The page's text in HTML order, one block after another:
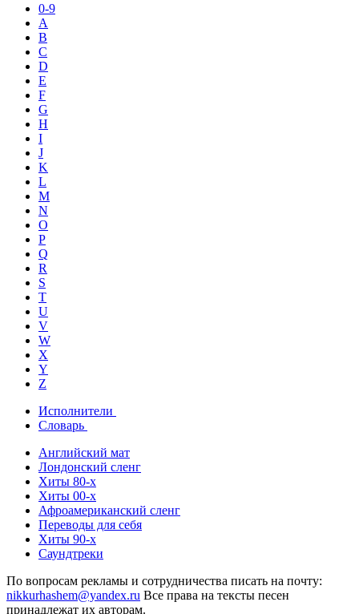
0-9
A
B
C
D
E
F
G
H
I
J
K
L
M
N
O
P
Q
R
S
T
U
V
W
X
Y
Z
Исполнители
Словарь
Английский мат
Лондонский сленг
Хиты 80-х
Хиты 00-х
Афроамериканский сленг
Переводы для себя
Хиты 90-х
Саундтреки
По вопросам рекламы и сотрудничества писать на почту:
nikkurhashem@yandex.ru Все права на тексты песен
принадлежат их авторам.